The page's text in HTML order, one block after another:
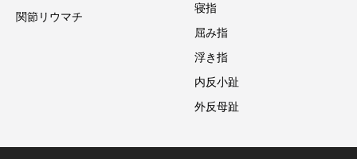
関節リウマチ
寝指
屈み指
浮き指
内反小趾
外反母趾